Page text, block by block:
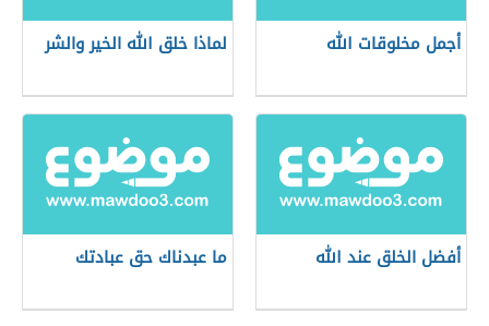
أجمل مخلوقات الله لماذا خلق الله الخير والشر
أفضل الخلق عند الله ما عبدناك حق عبادتك